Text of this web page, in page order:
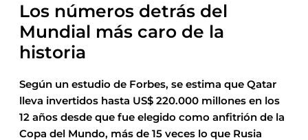
Los números detrás del
Mundial más caro de la
historia
Según un estudio de Forbes, se estima que Qatar
lleva invertidos hasta US$ 220.000 millones en los
12 años desde que fue elegido como anfitrión de la
Copa del Mundo, más de 15 veces lo que Rusia